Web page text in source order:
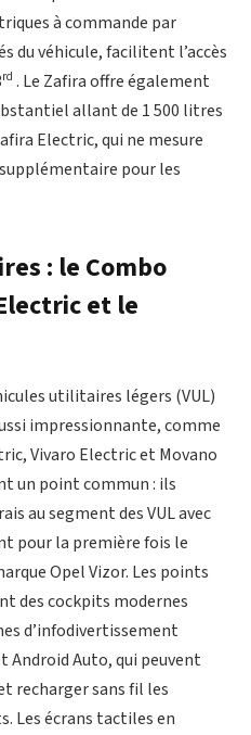
à commande par
du véhicule, facilitent l’accès
rd . Le Zafira offre également
allant de 1 500 litres
Electric, qui ne mesure
pour les
: le Combo
et le
utilitaires légers (VUL)
impressionnante, comme
Vivaro Electric et Movano
un point commun : ils
au segment des VUL avec
pour la première fois le
Opel Vizor. Les points
des cockpits modernes
d’infodivertissement
Android Auto, qui peuvent
recharger sans fil les
Les écrans tactiles en